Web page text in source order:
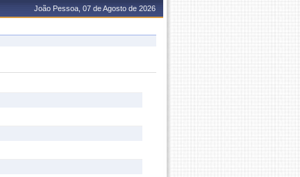
João Pessoa, 07 de Agosto de 2026